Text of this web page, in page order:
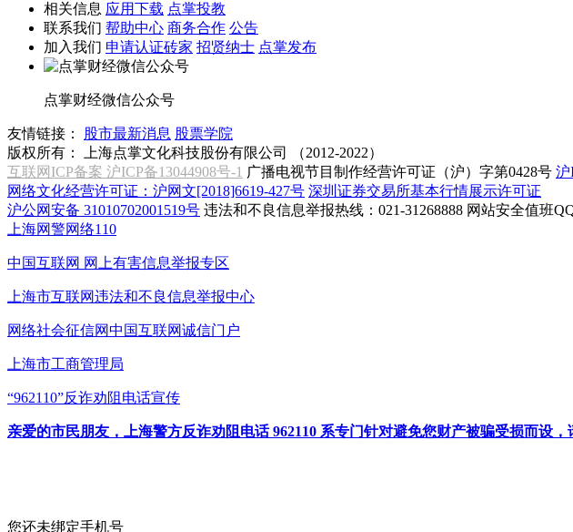
相关信息 应用下载 点掌投教
联系我们 帮助中心 商务合作 公告
加入我们 申请认证砖家 招贤纳士 点掌发布
点掌财经微信公众号
友情链接： 股市最新消息 股票学院
版权所有：
上海点掌文化科技股份有限公司 （2012-2022）
互联网ICP备案 沪ICP备13044908号-1 广播电视节目制作经营许可证（沪）字第0428号 沪
网络文化经营许可证：沪网文[2018]6619-427号 深圳证券交易所基本行情展示许可证
沪公网安备 31010702001519号 违法和不良信息举报热线：021-31268888 网站安全值班
上海网警网络110
中国互联网 网上有害信息举报专区
上海市互联网违法和不良信息举报中心
网络社会征信网中国互联网诚信门户
上海市工商管理局
“962110”反诈劝阻电话宣传
亲爱的市民朋友，上海警方反诈劝阻电话 962110 系专门针对避免您财产被骗受损而设，
您还未绑定手机号